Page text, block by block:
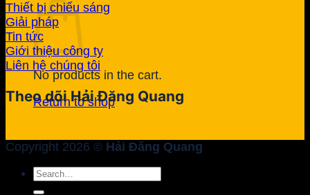
No products in the cart.
Return to shop
Thiết bị chiếu sáng
Giải pháp
Tin tức
Giới thiệu công ty
Liên hệ chúng tôi
Theo dõi Hải Đăng Quang
Copyright 2026 © Hải Đăng Quang
Search
for: